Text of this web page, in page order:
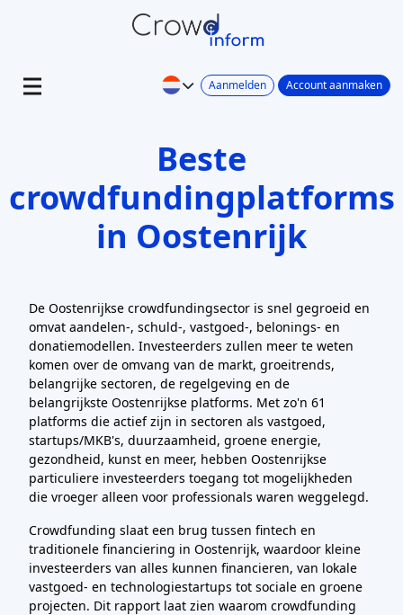
Aanmelden Account aanmaken
Beste
crowdfundingplatforms
in Oostenrijk
De Oostenrijkse crowdfundingsector is snel gegroeid en
omvat aandelen-, schuld-, vastgoed-, belonings- en
donatiemodellen. Investeerders zullen meer te weten
komen over de omvang van de markt, groeitrends,
belangrijke sectoren, de regelgeving en de
belangrijkste Oostenrijkse platforms. Met zo'n 61
platforms die actief zijn in sectoren als vastgoed,
startups/MKB's, duurzaamheid, groene energie,
gezondheid, kunst en meer, hebben Oostenrijkse
particuliere investeerders toegang tot mogelijkheden
die vroeger alleen voor professionals waren weggelegd.
Crowdfunding slaat een brug tussen fintech en
traditionele financiering in Oostenrijk, waardoor kleine
investeerders van alles kunnen financieren, van lokale
vastgoed- en technologiestartups tot sociale en groene
projecten. Dit rapport laat zien waarom crowdfunding